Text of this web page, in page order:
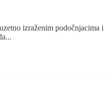
izraženim podočnjacima i